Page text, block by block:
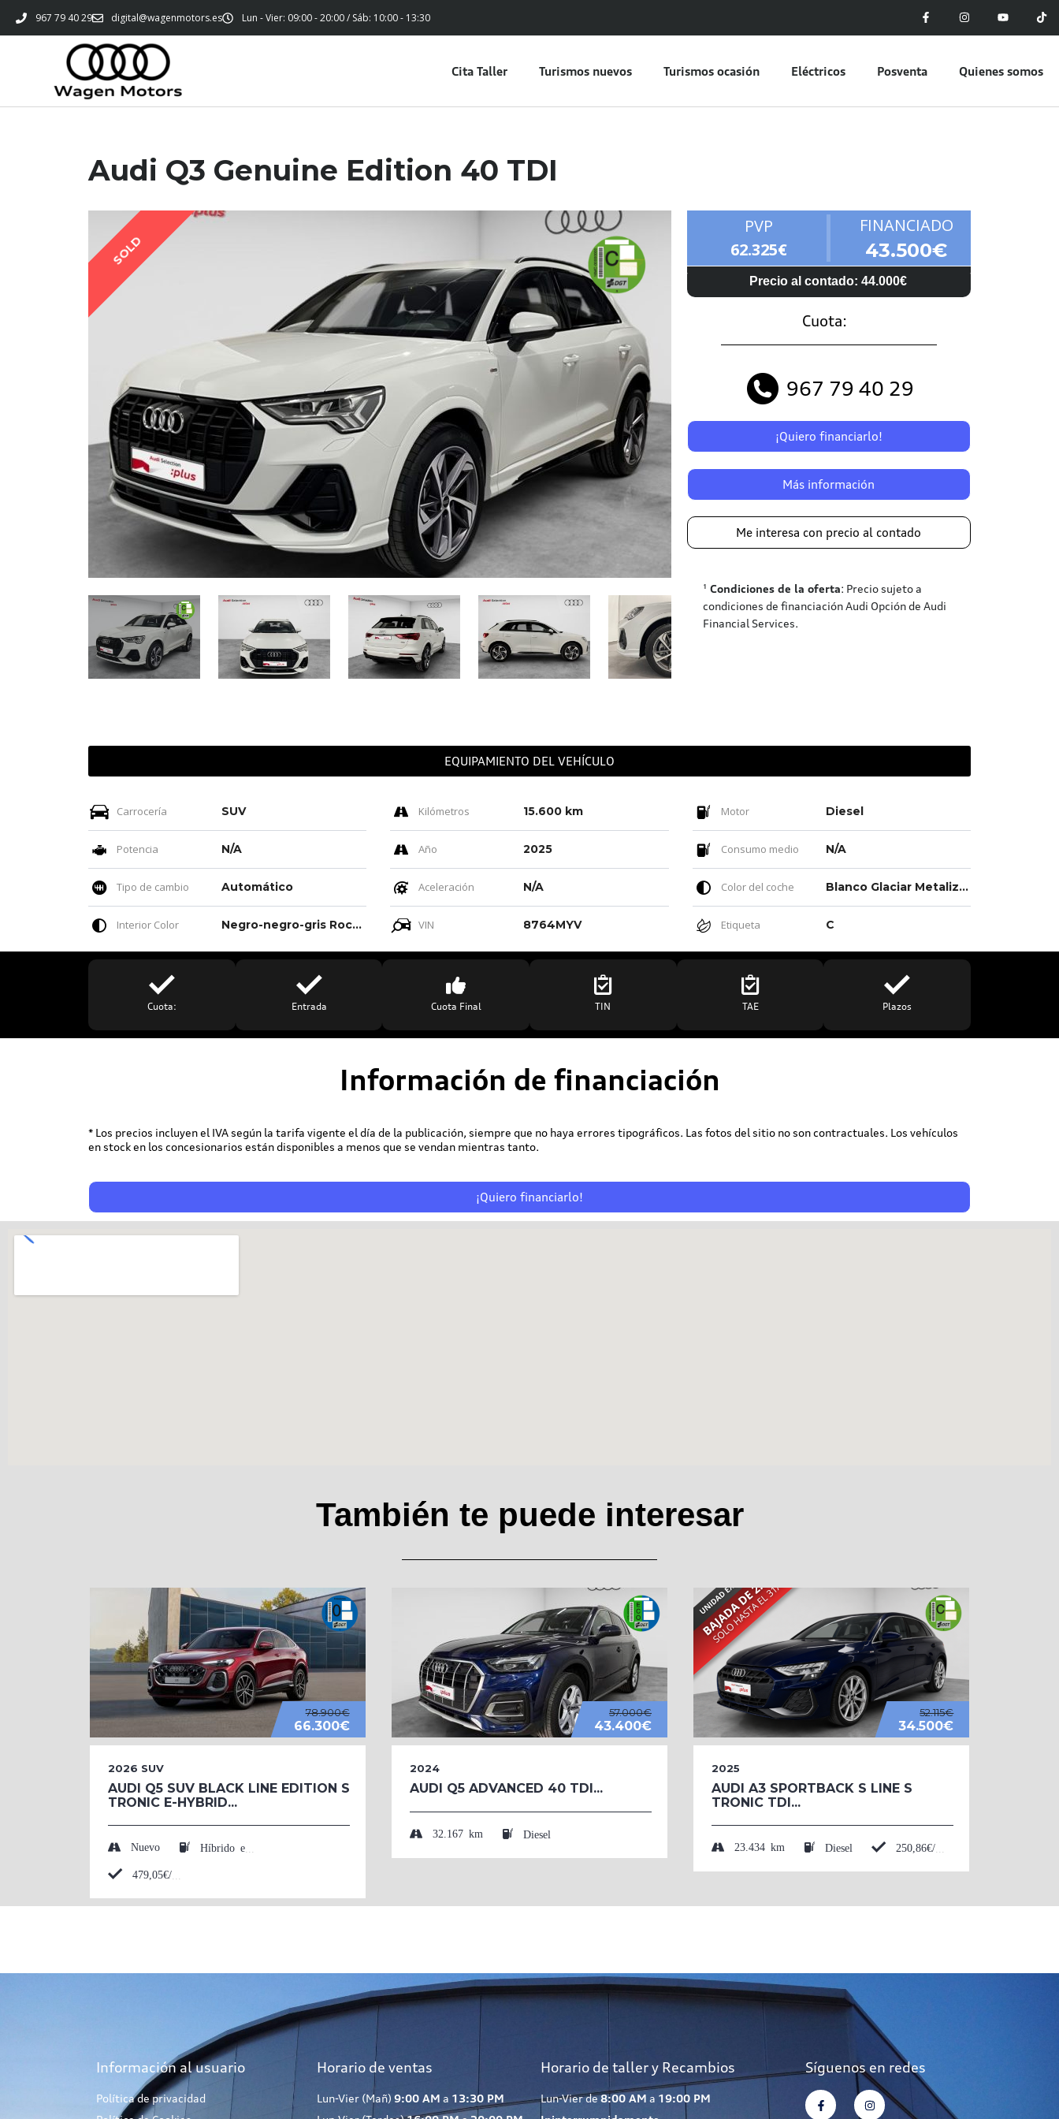
967 79 40 29 digital@wagenmotors.es Lun - Vier: 09:00 - 20:00 / Sáb: 10:00 - 13:30
Cita Taller Turismos nuevos Turismos ocasión Eléctricos Posventa Quienes somos
Audi Q3 Genuine Edition 40 TDI
SOLD
PVP
62.325€
FINANCIADO
43.500€
Precio al contado: 44.000€
Cuota:
967 79 40 29
¡Quiero financiarlo!
Más información
Me interesa con precio al contado
¹ Condiciones de la oferta: Precio sujeto a
condiciones de financiación Audi Opción de Audi
Financial Services.
EQUIPAMIENTO DEL VEHÍCULO
Carrocería SUV Kilómetros 15.600 km Motor Diesel
Potencia N/A Año 2025 Consumo medio N/A
Tipo de cambio Automático Aceleración N/A Color del coche Blanco Glaciar Metalizado
Interior Color Negro-negro-gris Roca/negro-negro/ Negro/negro VIN 8764MYV Etiqueta C
Cuota: Entrada Cuota Final TIN TAE Plazos
Información de financiación
* Los precios incluyen el IVA según la tarifa vigente el día de la publicación, siempre que no haya errores tipográficos. Las fotos del sitio no son contractuales. Los vehículos
en stock en los concesionarios están disponibles a menos que se vendan mientras tanto.
¡Quiero financiarlo!
También te puede interesar
78.900€
66.300€
2026 SUV
AUDI Q5 SUV BLACK LINE EDITION S
TRONIC E-HYBRID...
Nuevo
57.000€
43.400€
2024
AUDI Q5 ADVANCED 40 TDI...
32.167 km Diesel
52.115€
34.500€
2025
AUDI A3 SPORTBACK S LINE S
TRONIC TDI...
23.434 km Diesel
Información al usuario
Política de privacidad
Horario de ventas
Lun-Vier (Mañ) 9:00 AM a 13:30 PM
Horario de taller y Recambios
Lun-Vier de8:00 AM a 19:00 PM
Síguenos en redes